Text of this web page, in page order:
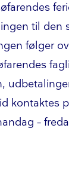
til den
følger
kontaktes
–